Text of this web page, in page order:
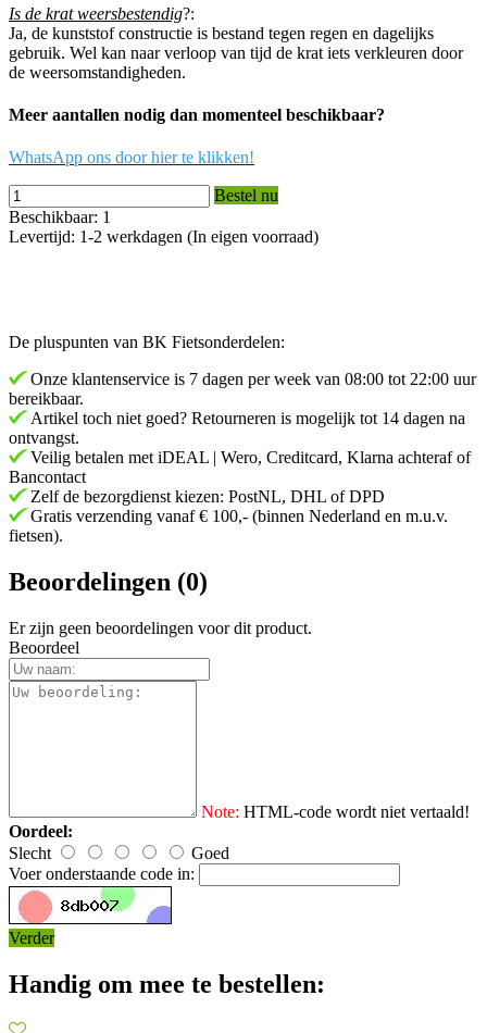
Is de krat weersbestendig?:
Ja, de kunststof constructie is bestand tegen regen en dagelijks
gebruik. Wel kan naar verloop van tijd de krat iets verkleuren door
de weersomstandigheden.
Meer aantallen nodig dan momenteel beschikbaar?
WhatsApp ons door hier te klikken!
Bestel nu
Beschikbaar: 1
Levertijd: 1-2 werkdagen (In eigen voorraad)
De pluspunten van BK Fietsonderdelen:
Onze klantenservice is 7 dagen per week van 08:00 tot 22:00 uur
bereikbaar.
Artikel toch niet goed? Retourneren is mogelijk tot 14 dagen na
ontvangst.
Veilig betalen met iDEAL | Wero, Creditcard, Klarna achteraf of
Bancontact
Zelf de bezorgdienst kiezen: PostNL, DHL of DPD
Gratis verzending vanaf € 100,- (binnen Nederland en m.u.v.
fietsen).
Beoordelingen (0)
Er zijn geen beoordelingen voor dit product.
Beoordeel
Note: HTML-code wordt niet vertaald!
Oordeel:
Slecht
Goed
Voer onderstaande code in:
Verder
Handig om mee te bestellen: